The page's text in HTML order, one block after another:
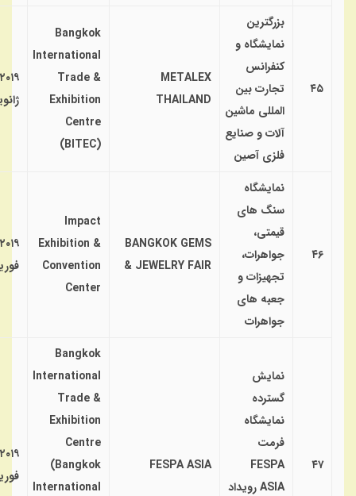
۴۵
بزرگترین
نمایشگاه و
کنفرانس
تجارت بین
المللی ماشین
آلات و صنایع
فلزی آصین
METALEX
THAILAND
Bangkok
International
Trade &
Exhibition
Centre
(BITEC)
۲۰۱۹
۴۶
نمایشگاه
سنگ های
قیمتی،
جواهرات،
تجهیزات و
جعبه های
جواهرات
BANGKOK GEMS
& JEWELRY FAIR
Impact
Exhibition &
Convention
Center
۲۰۱۹
۴۷
نمایش
گسترده
نمایشگاه
فرمت
FESPA
ASIA رویداد
FESPA ASIA
Bangkok
International
Trade &
Exhibition
Centre
(Bangkok
International
۲۰۱۹